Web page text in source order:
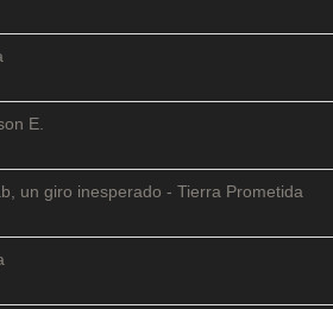
E.
un giro inesperado - Tierra Prometida